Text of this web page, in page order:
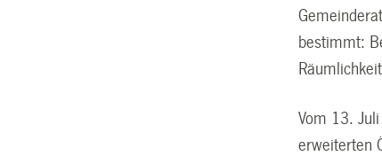
bestimmt:
Vom 13.
erweiterten